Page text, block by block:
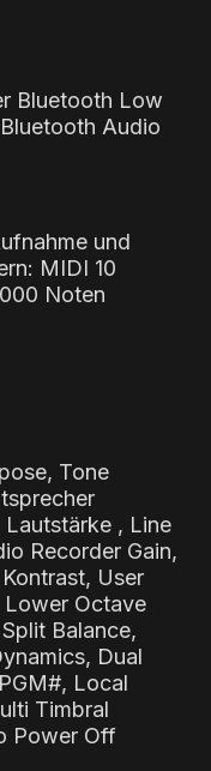
Bluetooth Low
Audio
und
MIDI 10
Noten
Tone
, Line
Recorder Gain,
User
Lower Octave
Balance,
Dual
Local
Timbral
Power Off